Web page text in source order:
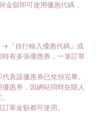
金額即可使用優惠代碼，
→『自行輸入優惠代碼』或
時有多張優惠券，一筆訂單
表該優惠券已兌領完畢。
惠券，因網站同時在限人
單金額都可使用。